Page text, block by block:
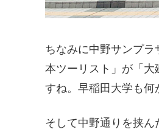
ちなみに中野サンプ
本ツーリスト」が「大
すね。早稲田大学も何
そして中野通りを挟ん